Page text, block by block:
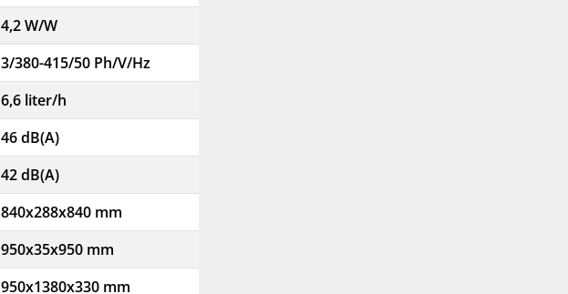
4,2 W/W
3/380-415/50 Ph/V/Hz
6,6 liter/h
46 dB(A)
42 dB(A)
840x288x840 mm
950x35x950 mm
950x1380x330 mm